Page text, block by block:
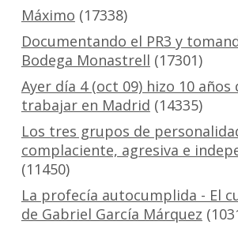
Máximo (17338)
Documentando el PR3 y
Bodega Monastrell (17301)
Ayer día 4 (oct 09) hizo 10 años
trabajar en Madrid (14335)
Los tres grupos de
complaciente, agresiva e
(11450)
La profecía autocumplida - El
de Gabriel García Márquez